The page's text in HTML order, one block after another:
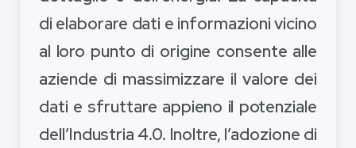
di elaborare dati e informazioni vicino
al loro punto di origine consente alle
aziende di massimizzare il valore dei
dati e sfruttare appieno il potenziale
dell’Industria 4.0. Inoltre, l’adozione di